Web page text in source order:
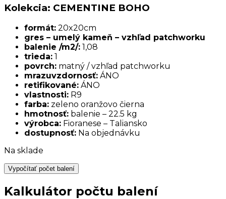
Kolekcia: CEMENTINE BOHO
formát: 20x20cm
gres – umelý kameň – vzhľad patchworku
balenie /m2/: 1,08
trieda: 1
povrch: matný / vzhľad patchworku
mrazuvzdornosť: ÁNO
retifikované: ÁNO
vlastnosti: R9
farba: zeleno oranžovo čierna
hmotnosť: balenie – 22.5 kg
výrobca: Fioranese – Taliansko
dostupnosť: Na objednávku
Na sklade
Vypočítať počet balení
Kalkulátor počtu balení